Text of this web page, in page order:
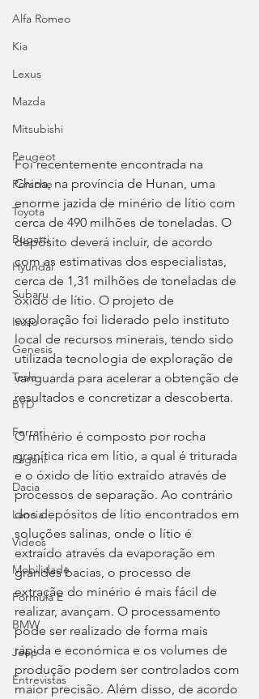
Alfa Romeo
Kia
Lexus
Mazda
Mitsubishi
Peugeot
Porsche
Toyota
Bugatti
Hyundai
Subaru
Isuzu
Genesis
Tesla
BYD
Ferrari
Pagani
Dacia
Lancia
Videos
Mobilidade
Fórmula E
BMW
Jeep
Entrevistas
Foi recentemente encontrada na
China, na província de Hunan, uma
enorme jazida de minério de lítio com
cerca de 490 milhões de toneladas. O
depósito deverá incluir, de acordo
com as estimativas dos especialistas,
cerca de 1,31 milhões de toneladas de
óxido de lítio. O projeto de
exploração foi liderado pelo instituto
local de recursos minerais, tendo sido
utilizada tecnologia de exploração de
vanguarda para acelerar a obtenção de
resultados e concretizar a descoberta.
O minério é composto por rocha
granítica rica em lítio, a qual é triturada
e o óxido de lítio extraído através de
processos de separação. Ao contrário
dos depósitos de lítio encontrados em
soluções salinas, onde o lítio é
extraído através da evaporação em
grandes bacias, o processo de
extração do minério é mais fácil de
realizar, avançam. O processamento
pode ser realizado de forma mais
rápida e económica e os volumes de
produção podem ser controlados com
maior precisão. Além disso, de acordo